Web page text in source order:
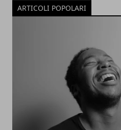
ARTICOLI POPOLARI